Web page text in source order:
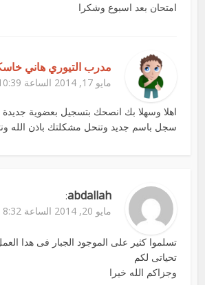
امتحان بعد اسبوع وشكرا
مدرب التيوري هاني
مايو 17, 2014 الساعة 10:39 م
اهلا وسهلا بك انصحك بتسجيل بعضوية
سجل باسم جديد وتنحل مشكلتك باذن الله
abdallah
:
مايو 20, 2014 الساعة 8:32 م
تسلموا كثير على الموجود الجبار فى هدا
تحياتى لكم
وجزاكم الله خيرا